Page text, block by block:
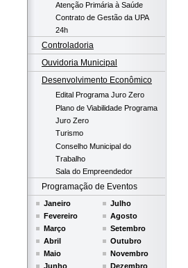
Atenção Primária à Saúde
Contrato de Gestão da UPA
24h
Controladoria
Ouvidoria Municipal
Desenvolvimento Econômico
Edital Programa Juro Zero
Plano de Viabilidade Programa
Juro Zero
Turismo
Conselho Municipal do
Trabalho
Sala do Empreendedor
Programação de Eventos
Janeiro
Fevereiro
Março
Abril
Maio
Junho
Julho
Agosto
Setembro
Outubro
Novembro
Dezembro